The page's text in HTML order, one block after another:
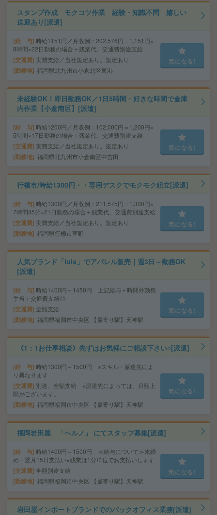
スタンプ作成 モクコツ作業 経験・知識不問 嬉しい
送迎あり[派遣]
給 与 時給1151円／月収例：202,576円＝1,151円×
8時間×22日勤務の場合＋残業代、交通費別途支給
交通費 実費支給／当社規定あり。規定あり
勤務地 福岡県北九州市小倉北区東港
気になる!
未経験OK！即日勤務OK／1日5時間・好きな時間で倉庫
内作業【小倉南区】[派遣]
給 与 時給1200円／月収例：102,000円＝1,200円×
5時間×17日勤務の場合＋残業代、交通費別途支給
交通費 実費支給／当社規定あり。規定あり
勤務地 福岡県北九州市小倉南区中吉田
気になる!
行橋市/時給1300円・・専用デスクでモクモク組立[派遣]
給 与 時給1300円／月収例：211,575円＝1,300円×
7時間45分×21日勤務の場合＋残業代、交通費別途支給
交通費 実費支給／当社規定あり。規定あり
勤務地 福岡県行橋市草野
気になる!
人気ブランド「luis」でアパレル販売｜週3日～勤務OK
[派遣]
給 与 時給1400円～1450円 上記給与＋時間外勤務
手当＋交通費支給◎
交通費 全額支給
勤務地 福岡県福岡市中央区 【最寄り駅】天神駅
気になる!
《1：1お仕事相談》先ずはお気軽にご相談下さい○[派遣]
給 与 時給1300円～1500円 ※スキル・派遣先によ
り異なります
交通費 別途、全額支給 ※派遣先によっては、月額上
限がございます。
勤務地 福岡県福岡市中央区 【最寄り駅】天神駅
気になる!
福岡岩田屋 「ヘルノ」 にてスタッフ募集[派遣]
給 与 時給1400円～1500円 ≪給与について≫末締
め・翌月15日支払い※残業は1分単位でお支払いします
交通費 全額別途支給
勤務地 福岡県福岡市中央区 【最寄り駅】天神駅
気になる!
岩田屋インポートブランドでのバックオフィス業務[派遣]